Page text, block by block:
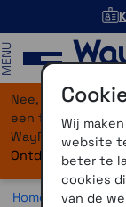
Nee, je bent niet
een flinke
WayPoint-
Ontdek hier wat
Home >
Wij
website
beter te
cookies
van de